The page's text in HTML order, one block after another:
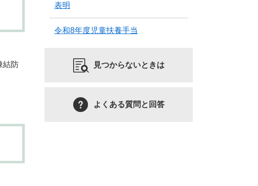
結防
表明
令和8年度児童扶養手当
見つからないときは
よくある質問と回答